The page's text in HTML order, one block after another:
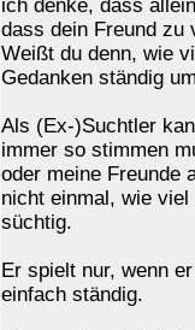
ich denke, dass
dass dein Freund zu
Weißt du denn, wie
Gedanken ständig
Als (Ex-)Suchtler
immer so stimmen
oder meine Freunde
nicht einmal, wie
süchtig.
Er spielt nur, wenn
einfach ständig.